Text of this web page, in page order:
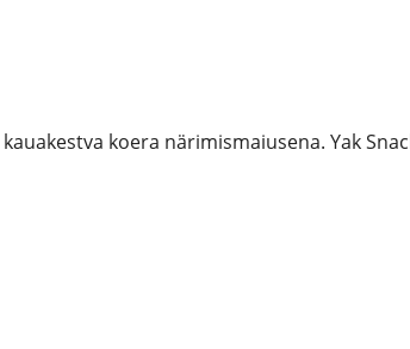
koera närimismaiusena. Yak